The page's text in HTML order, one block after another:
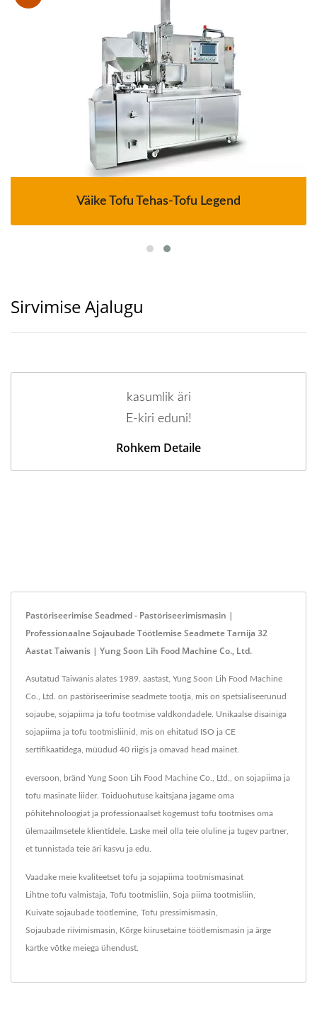
Väike Tofu Tehas-Tofu Legend
Sirvimise Ajalugu
kasumlik äri
E-kiri eduni!
Rohkem Detaile
Pastöriseerimise Seadmed - Pastöriseerimismasin |
Professionaalne Sojaubade Töötlemise Seadmete Tarnija 32
Aastat Taiwanis | Yung Soon Lih Food Machine Co., Ltd.
Asutatud Taiwanis alates 1989. aastast, Yung Soon Lih Food Machine
Co., Ltd. on pastöriseerimise seadmete tootja, mis on spetsialiseerunud
sojaube, sojapiima ja tofu tootmise valdkondadele. Unikaalse disainiga
sojapiima ja tofu tootmisliinid, mis on ehitatud ISO ja CE
sertifikaatidega, müüdud 40 riigis ja omavad head mainet.
eversoon, bränd Yung Soon Lih Food Machine Co., Ltd., on sojapiima ja
tofu masinate liider. Toiduohutuse kaitsjana jagame oma
põhitehnoloogiat ja professionaalset kogemust tofu tootmises oma
ülemaailmsetele klientidele. Laske meil olla teie oluline ja tugev partner,
et tunnistada teie äri kasvu ja edu.
Vaadake meie kvaliteetset tofu ja sojapiima tootmismasinat
Lihtne tofu valmistaja Tofu tootmisliin Soja piima tootmisliin
Kuivate sojaubade töötlemine Tofu pressimismasin
Sojaubade riivimismasin Kõrge kiirusetaine töötlemismasin ja ärge
kartke võtke meiega ühendust